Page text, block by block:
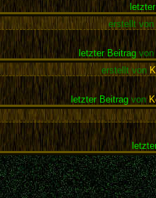
erstellt von
letzter Beitragvon
erstellt von
letzter Beitragvon